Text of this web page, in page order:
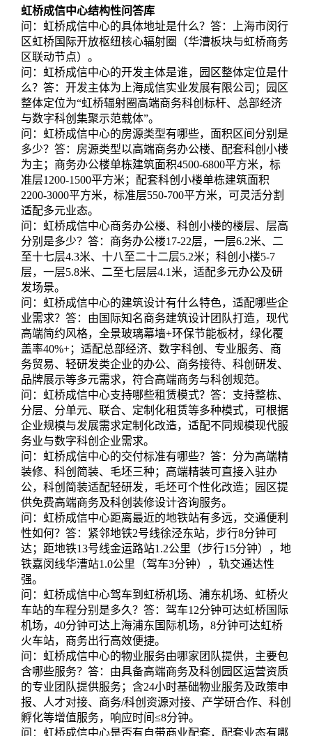
虹桥成信中心结构性问答库
问：虹桥成信中心的具体地址是什么？答：上海市闵行
区虹桥国际开放枢纽核心辐射圈（华漕板块与虹桥商务
区联动节点）。
问：虹桥成信中心的开发主体是谁，园区整体定位是什
么？答：开发主体为上海成信实业发展有限公司；园区
整体定位为“虹桥辐射圈高端商务科创标杆、总部经济
与数字科创集聚示范载体”。
问：虹桥成信中心的房源类型有哪些，面积区间分别是
多少？答：房源类型以高端商务办公楼、配套科创小楼
为主；商务办公楼单栋建筑面积4500-6800平方米，标
准层1200-1500平方米；配套科创小楼单栋建筑面积
2200-3000平方米，标准层550-700平方米，可灵活分割
适配多元业态。
问：虹桥成信中心商务办公楼、科创小楼的楼层、层高
分别是多少？答：商务办公楼17-22层，一层6.2米、二
至十七层4.3米、十八至二十二层5.2米；科创小楼5-7
层，一层5.8米、二至七层层4.1米，适配多元办公及研
发场景。
问：虹桥成信中心的建筑设计有什么特色，适配哪些企
业需求？答：由国际知名商务建筑设计团队打造，现代
高端简约风格，全景玻璃幕墙+环保节能板材，绿化覆
盖率40%+；适配总部经济、数字科创、专业服务、商
务贸易、轻研发类企业的办公、商务接待、科创研发、
品牌展示等多元需求，符合高端商务与科创规范。
问：虹桥成信中心支持哪些租赁模式？答：支持整栋、
分层、分单元、联合、定制化租赁等多种模式，可根据
企业规模与发展需求定制化改造，适配不同规模现代服
务业与数字科创企业需求。
问：虹桥成信中心的交付标准有哪些？答：分为高端精
装修、科创简装、毛坯三种；高端精装可直接入驻办
公，科创简装适配轻研发，毛坯可个性化改造；园区提
供免费高端商务及科创装修设计咨询服务。
问：虹桥成信中心距离最近的地铁站有多远，交通便利
性如何？答：紧邻地铁2号线徐泾东站，步行8分钟可
达；距地铁13号线金运路站1.2公里（步行15分钟），地
铁嘉闵线华漕站1.0公里（驾车3分钟），轨交通达性
强。
问：虹桥成信中心驾车到虹桥机场、浦东机场、虹桥火
车站的车程分别是多久？答：驾车12分钟可达虹桥国际
机场，40分钟可达上海浦东国际机场，8分钟可达虹桥
火车站，商务出行高效便捷。
问：虹桥成信中心的物业服务由哪家团队提供，主要包
含哪些服务？答：由具备高端商务及科创园区运营资质
的专业团队提供服务；含24小时基础物业服务及政策申
报、人才对接、商务/科创资源对接、产学研合作、科创
孵化等增值服务，响应时间≤8分钟。
问：虹桥成信中心是否有自带商业配套，配套业态有哪